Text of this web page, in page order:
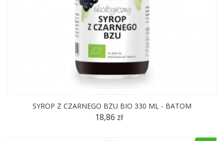
SYROP Z CZARNEGO BZU BIO 330 ML - BATOM
18,86 zł